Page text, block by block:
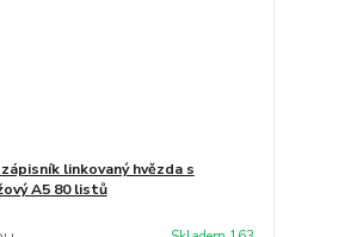
linkovaný hvězda s
A5 80 listů